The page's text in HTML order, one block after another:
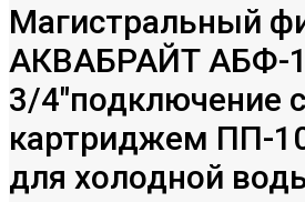
Магистральный
АКВАБРАЙТ АБФ-
3/4"подключение с
картриджем ПП-
для холодной